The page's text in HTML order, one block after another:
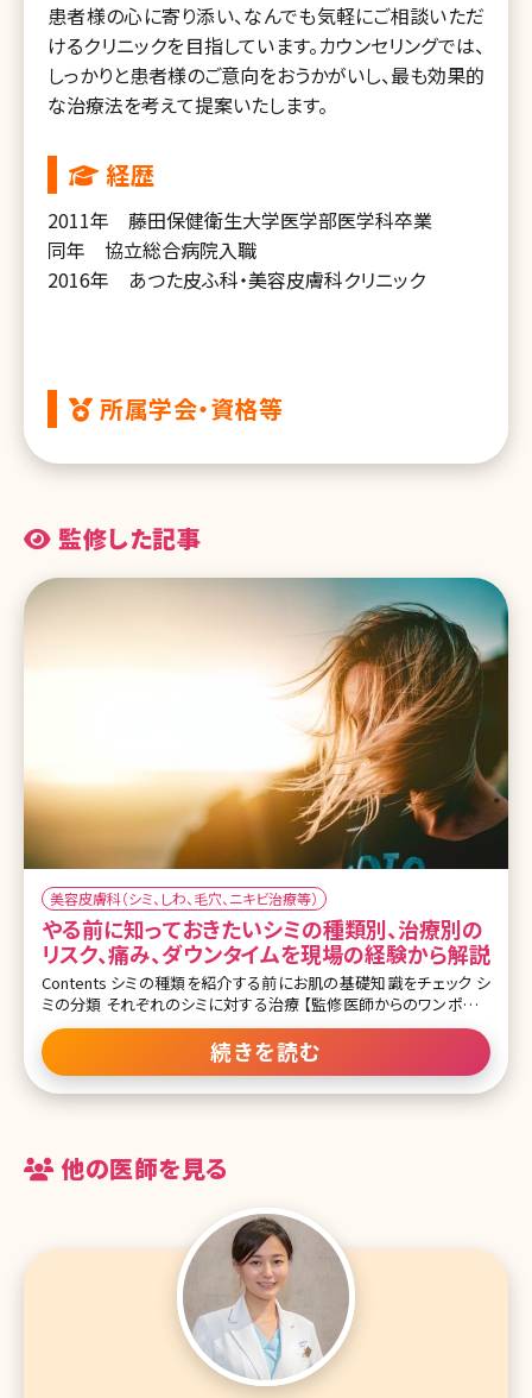
患者様の心に寄り添い、なんでも気軽にご相談いただ
けるクリニックを目指しています。カウンセリングでは、
しっかりと患者様のご意向をおうかがいし、最も効果的
な治療法を考えて提案いたします。
経歴
2011年 藤田保健衛生大学医学部医学科卒業
同年 協立総合病院入職
2016年 あつた皮ふ科・美容皮膚科クリニック
所属学会・資格等
監修した記事
美容皮膚科（シミ、しわ、毛穴、ニキビ治療等）
やる前に知っておきたいシミの種類別、治療別の
リスク、痛み、ダウンタイムを現場の経験から解説
Contents シミの種類を紹介する前にお肌の基礎知識をチェック シ
ミの分類 それぞれのシミに対する治療 【監修医師からのワンポイン
ト】シミ治療は美容皮膚科で良く行われる治療です。しかし安易な治
療で思わぬ副反応を経験することも。大切なのは一つ一つのしみの
種類を見極め、それに合った治療を選ぶことです。しみに似た悪性腫
瘍もあり治療前の診断には細心の注意が必要です。
続きを読む
他の医師を見る